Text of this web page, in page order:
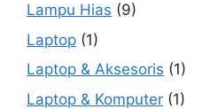
Lampu Hias (9)
Laptop (1)
Laptop & Aksesoris (1)
Laptop & Komputer (1)